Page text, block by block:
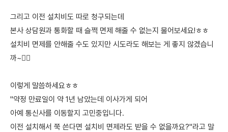
그리고 이전 설치비도 따로 청구되는데
본사 상담원과 통화할 때 슬쩍 면제 해줄 수 없는지 물어보세요!ㅎㅎ
설치비 면제를 안해줄 수도 있지만 시도라도 해보는 게 좋지 않겠습니
까~🙋‍♀️
이렇게 말씀하세요ㅎㅎ
"약정 만료일이 약 1년 남았는데 이사가게 되어
아예 통신사를 이동할지 고민중입니다.
이전 설치해서 쭉 쓴다면 설치비 면제라도 받을 수 없을까요?"라고 말